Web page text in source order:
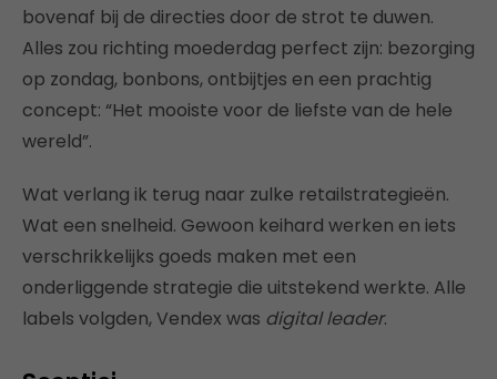
bovenaf bij de directies door de strot te duwen.
Alles zou richting moederdag perfect zijn: bezorging
op zondag, bonbons, ontbijtjes en een prachtig
concept: “Het mooiste voor de liefste van de hele
wereld”.
Wat verlang ik terug naar zulke retailstrategieën.
Wat een snelheid. Gewoon keihard werken en iets
verschrikkelijks goeds maken met een
onderliggende strategie die uitstekend werkte. Alle
labels volgden, Vendex was digital leader.